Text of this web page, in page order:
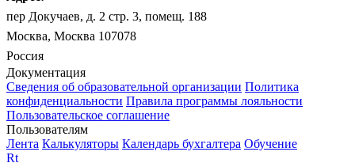
пер Докучаев, д. 2 стр. 3, помещ. 188
Москва, Москва 107078
Россия
Документация
Сведения об образовательной организации Политика
конфиденциальности Правила программы лояльности
Пользовательское соглашение
Пользователям
Лента Калькуляторы Календарь бухгалтера Обучение
Rt